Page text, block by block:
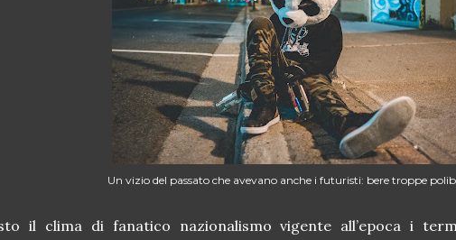
Un vizio del passato che avevano anche i futuristi: bere troppe
il clima di fanatico nazionalismo vigente all’epoca i